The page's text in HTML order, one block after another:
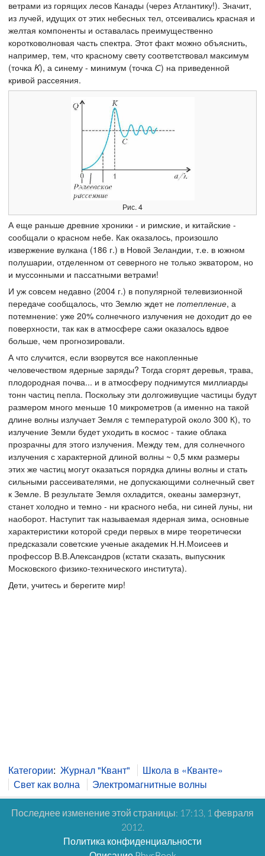
ветрами из горящих лесов Канады (через Атлантику!). Значит,
из лучей, идущих от этих небесных тел, отсеивались красная и
желтая компоненты и оставалась преимущественно
коротковолновая часть спектра. Этот факт можно объяснить,
например, тем, что красному свету соответствовал максимум
(точка K), а синему - минимум (точка С) на приведенной
кривой рассеяния.
Рис. 4
А еще раньше древние хроники - и римские, и китайские -
сообщали о красном небе. Как оказалось, произошло
извержение вулкана (186 г.) в Новой Зеландии, т.е. в южном
полушарии, отделенном от северного не только экватором, но
и муссонными и пассатными ветрами!
И уж совсем недавно (2004 г.) в популярной телевизионной
передаче сообщалось, что Землю ждет не потепление, а
потемнение: уже 20% солнечного излучения не доходит до ее
поверхности, так как в атмосфере сажи оказалось вдвое
больше, чем прогнозировали.
А что случится, если взорвутся все накопленные
человечеством ядерные заряды? Тогда сгорят деревья, трава,
плодородная почва... и в атмосферу поднимутся миллиарды
тонн частиц пепла. Поскольку эти долгоживущие частицы будут
размером много меньше 10 микрометров (а именно на такой
длине волны излучает Земля с температурой около 300 К), то
излучение Земли будет уходить в космос - такие облака
прозрачны для этого излучения. Между тем, для солнечного
излучения с характерной длиной волны ~ 0,5 мкм размеры
этих же частиц могут оказаться порядка длины волны и стать
сильными рассеивателями, не допускающими солнечный свет
к Земле. В результате Земля охладится, океаны замерзнут,
станет холодно и темно - ни красного неба, ни синей луны, ни
наоборот. Наступит так называемая ядерная зима, основные
характеристики которой среди первых в мире теоретически
предсказали советские ученые академик Н.Н.Моисеев и
профессор В.В.Александров (кстати сказать, выпускник
Московского физико-технического института).
Дети, учитесь и берегите мир!
Категории: Журнал "Квант"
Школа в «Кванте»
Свет как волна
Электромагнитные волны
Последнее изменение этой страницы: 17:13, 1 февраля
2012.
Политика конфиденциальности